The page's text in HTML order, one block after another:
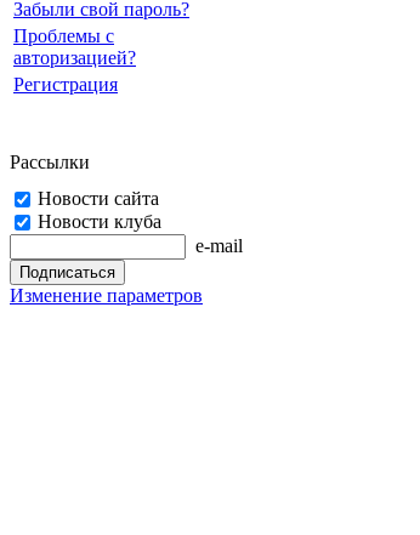
Забыли свой пароль?
Проблемы с
авторизацией?
Регистрация
Рассылки
Новости сайта
Новости клуба
e-mail
Изменение параметров